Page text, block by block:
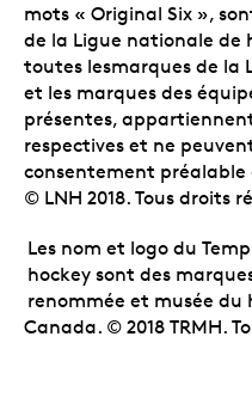
mots « Original Six »,
de la Ligue nationale de
toutes lesmarques de la
et les marques des
présentes,
respectives et ne
consentement préalable
© LNH 2018. Tous droits
Les nom et logo du
hockey sont des
renommée et musée du
Canada. © 2018 TRMH.